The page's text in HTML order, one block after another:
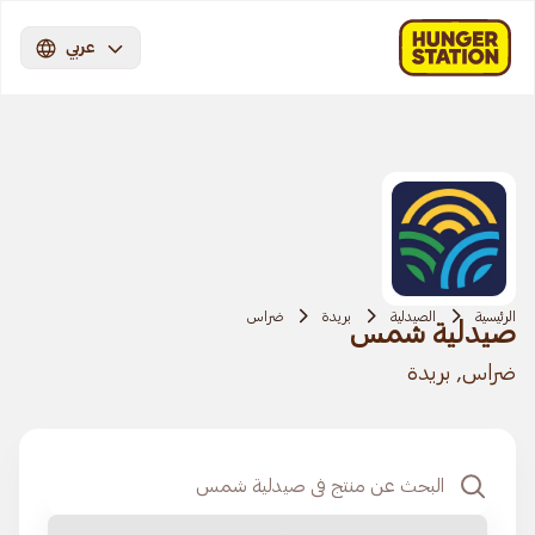
عربي
الرئيسية الصيدلية بريدة ضراس
صيدلية شمس
ضراس, بريدة